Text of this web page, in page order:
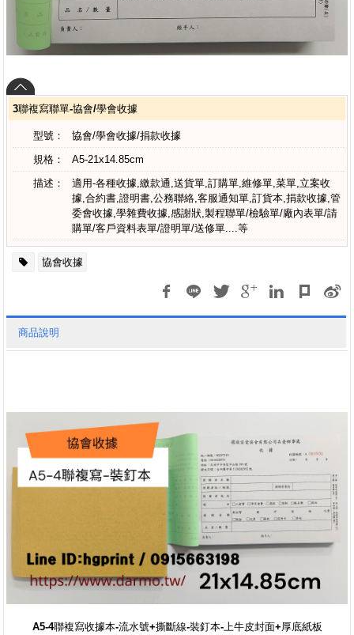
3聯複寫聯單-協會/學會收據
型號：
協會/學會收據/捐款收據
規格：
A5-21x14.85cm
描述：
適用-各種收據,繳款通,送貨單,訂購單,維修單,菜單,立案收
據,合約書,證明書,公務聯絡,客服通知單,訂貨本,捐款收據,管
委會收據,學雜費收據,感謝狀,製程聯單/檢驗單/廠內表單/請
購單/客戶資料表單/證明單/送修單....等
協會收據
商品說明
A5-4聯複寫收據本-流水號+撕斷線-裝釘本-上牛皮封面+厚底紙板